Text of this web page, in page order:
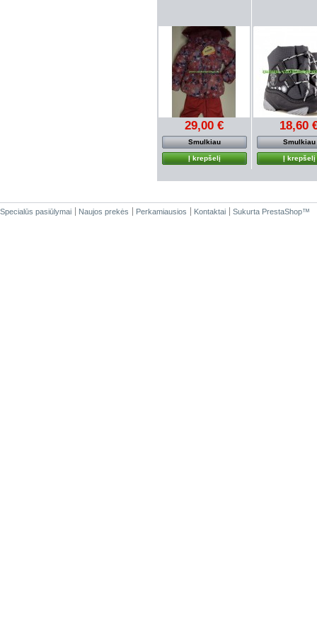
29,00 €
Smulkiau
Į krepšelį
18,60
Smulkiau
Į krepšelį
Specialūs pasiūlymai Naujos prekės Perkamiausios Kontaktai Sukurta PrestaShop™